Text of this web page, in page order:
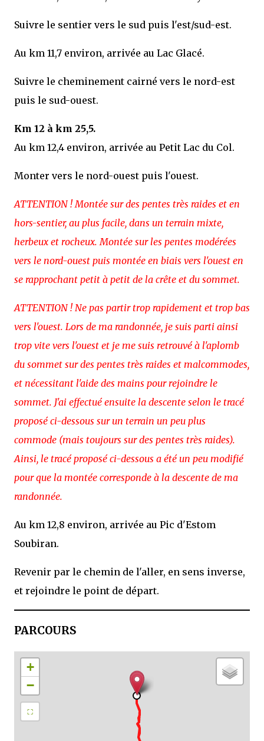
Suivre le sentier vers le sud puis l'est/sud-est.
Au km 11,7 environ, arrivée au Lac Glacé.
Suivre le cheminement cairné vers le nord-est
puis le sud-ouest.
Km 12 à km 25,5.
Au km 12,4 environ, arrivée au Petit Lac du Col.
Monter vers le nord-ouest puis l'ouest.
ATTENTION ! Montée sur des pentes très raides et en
hors-sentier, au plus facile, dans un terrain mixte,
herbeux et rocheux. Montée sur les pentes modérées
vers le nord-ouest puis montée en biais vers l'ouest en
se rapprochant petit à petit de la crête et du sommet.
ATTENTION ! Ne pas partir trop rapidement et trop bas
vers l'ouest. Lors de ma randonnée, je suis parti ainsi
trop vite vers l'ouest et je me suis retrouvé à l'aplomb
du sommet sur des pentes très raides et malcommodes,
et nécessitant l'aide des mains pour rejoindre le
sommet. J'ai effectué ensuite la descente selon le tracé
proposé ci-dessous sur un terrain un peu plus
commode (mais toujours sur des pentes très raides).
Ainsi, le tracé proposé ci-dessous a été un peu modifié
pour que la montée corresponde à la descente de ma
randonnée.
Au km 12,8 environ, arrivée au Pic d'Estom
Soubiran.
Revenir par le chemin de l'aller, en sens inverse,
et rejoindre le point de départ.
PARCOURS
+
−
⛶